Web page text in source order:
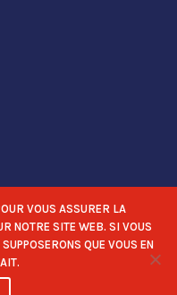
VOUS ASSURER LA
NOTRE SITE WEB. SI VOUS
QUE VOUS EN